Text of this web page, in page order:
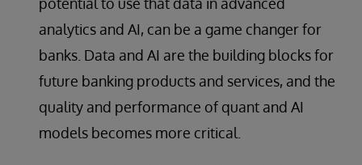
analytics and AI, can be a game changer for
banks. Data and AI are the building blocks for
future banking products and services, and the
quality and performance of quant and AI
models becomes more critical.